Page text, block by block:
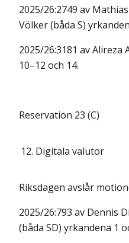
2025/26:2749 av
Völker (båda S)
2025/26:3181 av Alireza
10–12 och 14.
Reservation 23 (C)
12. Digitala valutor
Riksdagen avslår
2025/26:793 av Dennis
(båda SD) yrkandena 1